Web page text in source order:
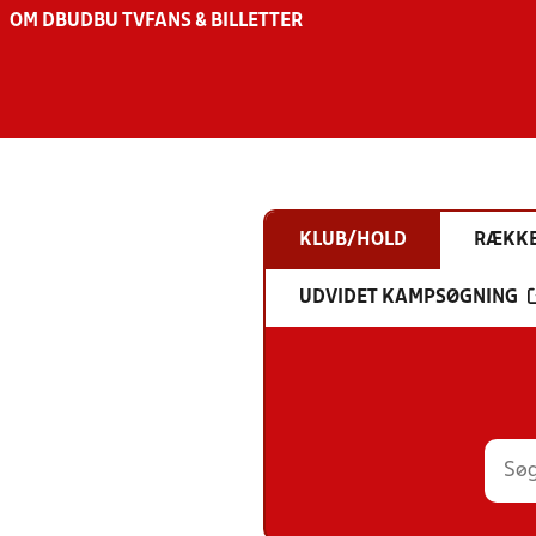
OM DBU DBU TV FANS & BILLETTER
KLUB/HOLD
UDVIDET KAMPSØGNING